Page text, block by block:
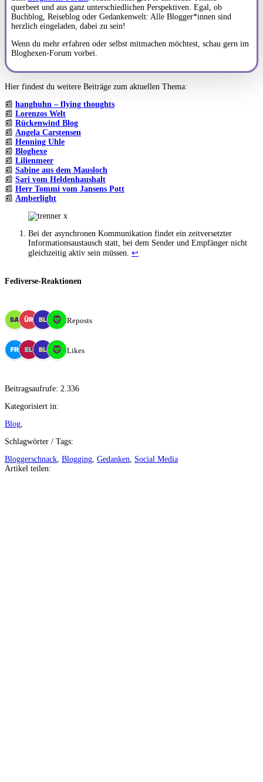
querbeet und aus ganz unterschiedlichen Perspektiven. Egal, ob
Buchblog, Reiseblog oder Gedankenwelt: Alle Blogger*innen sind
herzlich eingeladen, dabei zu sein!
Wenn du mehr erfahren oder selbst mitmachen möchtest, schau gern im
Bloghexen-Forum vorbei.
Hier findest du weitere Beiträge zum aktuellen Thema:
📰 hanghuhn – flying thoughts
📰 Lorenzos Welt
📰 Rückenwind Blog
📰 Angela Carstensen
📰 Henning Uhle
📰 Bloghexe
📰 Lilienmeer
📰 Sabine aus dem Mausloch
📰 Sari vom Heldenhaushalt
📰 Herr Tommi vom Jansens Pott
📰 Amberlight
Bei der asynchronen Kommunikation findet ein zeitversetzter
Informationsaustausch statt, bei dem Sender und Empfänger nicht
gleichzeitig aktiv sein müssen. ↩︎
Fediverse-Reaktionen
4 Reposts
4 Likes
Beitragsaufrufe: 2.336
Kategorisiert in:
Blog,
Schlagwörter / Tags:
Bloggerschnack, Blogging, Gedanken, Social Media
Artikel teilen: